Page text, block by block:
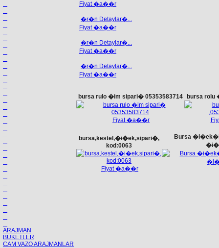
ARAJMAN
BUKETLER
CAM VAZO ARAJMANLAR
Fiyat �a��r
�r�n Detaylar�...
Fiyat �a��r
�r�n Detaylar�...
Fiyat �a��r
�r�n Detaylar�...
Fiyat �a��r
bursa rulo �im sipari� 05353583714
Fiyat �a��r
bursa rolu
bursa,kestel,�i�ek,sipari�,
kod:0063
Fiyat �a��r
Bursa